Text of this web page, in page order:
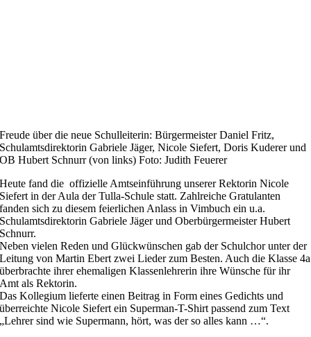
Freude über die neue Schulleiterin: Bürgermeister Daniel Fritz,
Schulamtsdirektorin Gabriele Jäger, Nicole Siefert, Doris Kuderer und
OB Hubert Schnurr (von links) Foto: Judith Feuerer
Heute fand die offizielle Amtseinführung unserer Rektorin Nicole
Siefert in der Aula der Tulla-Schule statt. Zahlreiche Gratulanten
fanden sich zu diesem feierlichen Anlass in Vimbuch ein u.a.
Schulamtsdirektorin Gabriele Jäger und Oberbürgermeister Hubert
Schnurr.
Neben vielen Reden und Glückwünschen gab der Schulchor unter der
Leitung von Martin Ebert zwei Lieder zum Besten. Auch die Klasse 4a
überbrachte ihrer ehemaligen Klassenlehrerin ihre Wünsche für ihr
Amt als Rektorin.
Das Kollegium lieferte einen Beitrag in Form eines Gedichts und
überreichte Nicole Siefert ein Superman-T-Shirt passend zum Text
„Lehrer sind wie Supermann, hört, was der so alles kann …“.